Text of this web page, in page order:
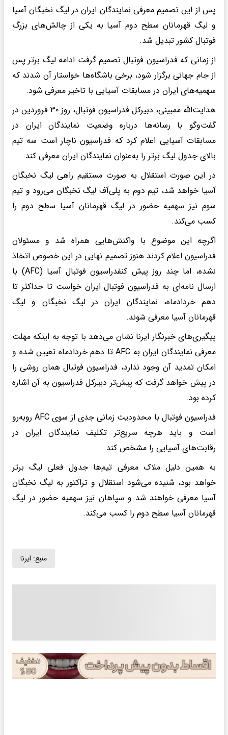
پس از این تصمیم معرفی نمایندگان ایران در لیگ نخبگان آسیا
و لیگ قهرمانان سطح دوم آسیا به یکی از چالش‌های بزرگ
فوتبال کشور تبدیل شد.
از زمانی که فدراسیون فوتبال تصمیم گرفت ادامه لیگ برتر پس
از جام جهانی برگزار شود، برخی باشگاه‌ها خواستار آن شدند که
سهمیه‌های ایران در مسابقات آسیایی با تاخیر معرفی شود.
هدایت‌الله ممبینی، دبیرکل فدراسیون فوتبال، روز ۳۰ فروردین در
گفت‌وگو با رسانه‌ها درباره وضعیت نمایندگان ایران در
مسابقات آسیایی اعلام کرد که فدراسیون ناچار است سه تیم
بالای جدول لیگ برتر را به‌عنوان نمایندگان ایران معرفی کند.
در این صورت استقلال به صورت مستقیم راهی لیگ نخبگان
آسیا خواهد شد، تیم دوم به پلی‌آف لیگ نخبگان می‌رود و تیم
سوم نیز سهمیه حضور در لیگ قهرمانان آسیا سطح دوم را
کسب می‌کند.
اگرچه این موضوع با واکنش‌هایی همراه شد و مسئولان
فدراسیون اعلام کردند هنوز تصمیم نهایی در این خصوص اتخاذ
نشده، اما چند روز پیش کنفدراسیون فوتبال آسیا (AFC) با
ارسال نامه‌ای به فدراسیون فوتبال ایران خواست تا حداکثر تا
دهم خردادماه، نمایندگان ایران در لیگ نخبگان و لیگ
قهرمانان آسیا معرفی شوند.
پیگیری‌های خبرنگار ایرنا نشان می‌دهد با توجه به اینکه مهلت
معرفی نمایندگان ایران به AFC تا دهم خردادماه تعیین شده و
امکان تمدید آن وجود ندارد، فدراسیون فوتبال همان روشی را
در پیش خواهد گرفت که پیش‌تر دبیرکل فدراسیون به آن اشاره
کرده بود.
فدراسیون فوتبال با محدودیت زمانی جدی از سوی AFC روبه‌رو
است و باید هرچه سریع‌تر تکلیف نمایندگان ایران در
رقابت‌های آسیایی را مشخص کند.
به همین دلیل ملاک معرفی تیم‌ها جدول فعلی لیگ برتر
خواهد بود، شنیده می‌شود استقلال و تراکتور به لیگ نخبگان
آسیا معرفی خواهند شد و سپاهان نیز سهمیه حضور در لیگ
قهرمانان آسیا سطح دوم را کسب می‌کند.
منبع: ایرنا